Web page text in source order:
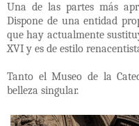
Una de las partes más
Dispone de una entidad
que hay actualmente
XVI y es de estilo
Tanto el Museo de la
belleza singular.